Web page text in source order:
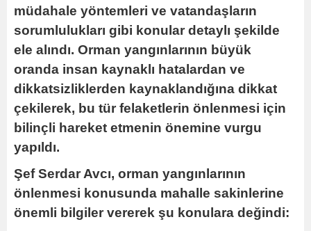
müdahale yöntemleri ve vatandaşların
sorumlulukları gibi konular detaylı şekilde
ele alındı. Orman yangınlarının büyük
oranda insan kaynaklı hatalardan ve
dikkatsizliklerden kaynaklandığına dikkat
çekilerek, bu tür felaketlerin önlenmesi için
bilinçli hareket etmenin önemine vurgu
yapıldı.
Şef Serdar Avcı, orman yangınlarının
önlenmesi konusunda mahalle sakinlerine
önemli bilgiler vererek şu konulara değindi: